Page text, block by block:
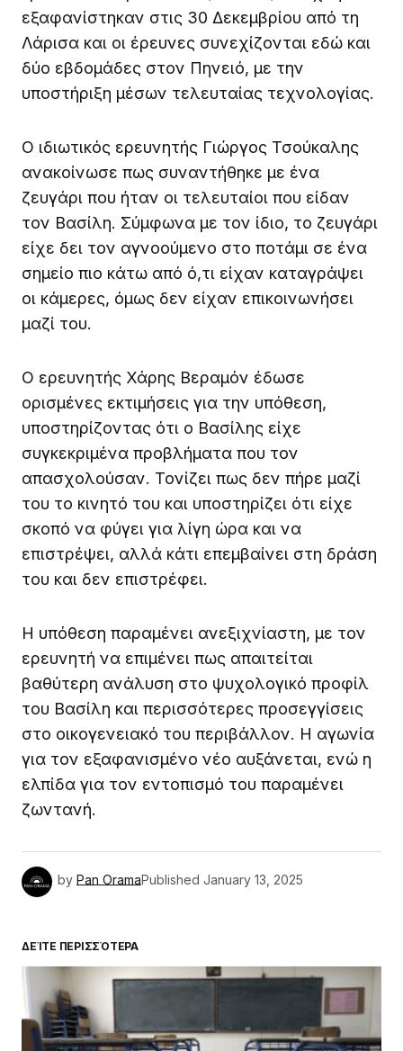
εξαφανίστηκαν στις 30 Δεκεμβρίου από τη
Λάρισα και οι έρευνες συνεχίζονται εδώ και
δύο εβδομάδες στον Πηνειό, με την
υποστήριξη μέσων τελευταίας τεχνολογίας.
Ο ιδιωτικός ερευνητής Γιώργος Τσούκαλης
ανακοίνωσε πως συναντήθηκε με ένα
ζευγάρι που ήταν οι τελευταίοι που είδαν
τον Βασίλη. Σύμφωνα με τον ίδιο, το ζευγάρι
είχε δει τον αγνοούμενο στο ποτάμι σε ένα
σημείο πιο κάτω από ό,τι είχαν καταγράψει
οι κάμερες, όμως δεν είχαν επικοινωνήσει
μαζί του.
Ο ερευνητής Χάρης Βεραμόν έδωσε
ορισμένες εκτιμήσεις για την υπόθεση,
υποστηρίζοντας ότι ο Βασίλης είχε
συγκεκριμένα προβλήματα που τον
απασχολούσαν. Τονίζει πως δεν πήρε μαζί
του το κινητό του και υποστηρίζει ότι είχε
σκοπό να φύγει για λίγη ώρα και να
επιστρέψει, αλλά κάτι επεμβαίνει στη δράση
του και δεν επιστρέφει.
Η υπόθεση παραμένει ανεξιχνίαστη, με τον
ερευνητή να επιμένει πως απαιτείται
βαθύτερη ανάλυση στο ψυχολογικό προφίλ
του Βασίλη και περισσότερες προσεγγίσεις
στο οικογενειακό του περιβάλλον. Η αγωνία
για τον εξαφανισμένο νέο αυξάνεται, ενώ η
ελπίδα για τον εντοπισμό του παραμένει
ζωντανή.
by Pan OramaPublished January 13, 2025
ΔΕΊΤΕ ΠΕΡΙΣΣΌΤΕΡΑ